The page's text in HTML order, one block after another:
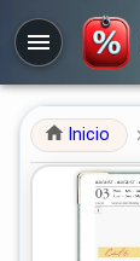
Inicio